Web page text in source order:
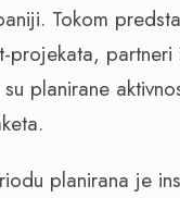
Tokom
projekata, partneri
planirane
planirana je